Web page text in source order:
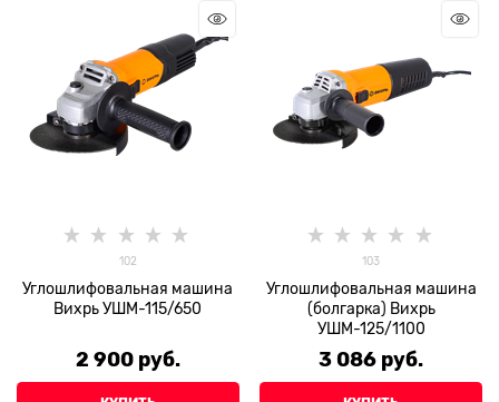
102
Углошлифовальная машина
Вихрь УШМ-115/650
2 900 руб.
103
Углошлифовальная машина
(болгарка) Вихрь
УШМ-125/1100
3 086 руб.